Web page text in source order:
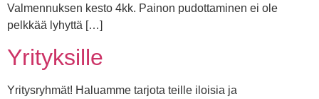
Valmennuksen kesto 4kk. Painon pudottaminen ei ole
pelkkää lyhyttä […]
Yrityksille
Yritysryhmät! Haluamme tarjota teille iloisia ja